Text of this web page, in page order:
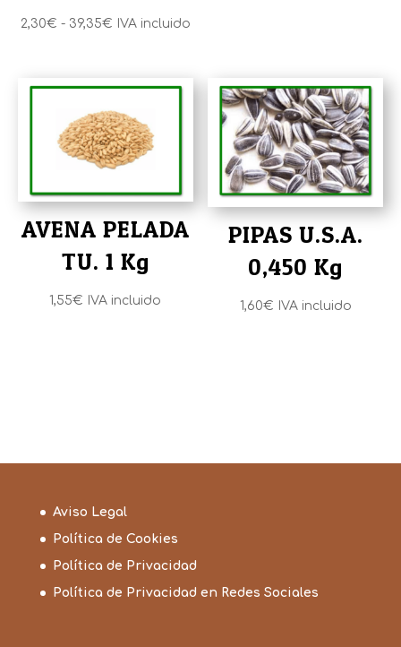
2,30€ - 39,35€Rango
desde
2,30€
hasta
39,35€
IVA incluido
2,85€
AVENA PELADA
TU. 1 Kg
1,55€ IVA incluido
PIPAS U.S.A.
0,450 Kg
1,60€ IVA incluido
Aviso Legal
Política de Cookies
Política de Privacidad
Política de Privacidad en Redes Sociales